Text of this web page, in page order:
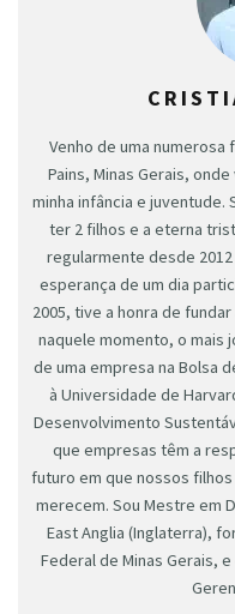
Venho de uma
Pains, Minas Gerais,
minha infância e juventude.
ter 2 filhos e a eterna
regularmente desde
esperança de um dia
2005, tive a honra de
naquele momento, o mais
de uma empresa na Bolsa
à Universidade de
Desenvolvimento
que empresas têm a
futuro em que nossos
merecem. Sou Mestre em
East Anglia (Inglaterra),
Federal de Minas Gerais,